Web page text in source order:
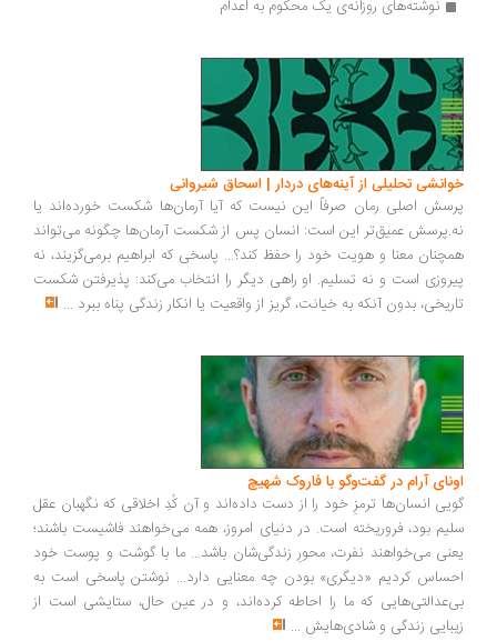
نوشته‌های روزانه‌‌ی یک محکوم به اعدام
تحلیلی از آینه‌های دردار | اسحاق شیروانی
اصلی رمان صرفاً این نیست که آیا آرمان‌ها شکست خورده‌اند یا
عمیق‌تر این است: انسان پس از شکست آرمان‌ها چگونه می‌تواند
معنا و هویت خود را حفظ کند؟... پاسخی که ابراهیم برمی‌گزیند، نه
است و نه تسلیم. او راهی دیگر را انتخاب می‌کند: پذیرفتن شکست
بدون آنکه به خیانت، گریز از واقعیت یا انکار زندگی پناه ببرد...
آرام در گفت‌وگو با فاروک شهیچ‭
انسان‌ها ترمزِ خود را از دست داده‌اند و آن کُدِ اخلاقی که نگهبان عقل
بود، فروریخته است. در دنیای امروز، همه می‌خواهند فاشیست باشند؛
می‌خواهند نفرت، محورِ زندگی‌شان باشد... ما با گوشت و پوست خود
کردیم «دیگری» بودن چه معنایی دارد... نوشتن پاسخی است به
که ما را احاطه کرده‌اند، و در عین حال، ستایشی است از
زندگی و شادی‌هایش...